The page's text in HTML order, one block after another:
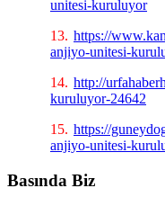
unitesi-kuruluyor
13. https://
anjiyo-unitesi-
14. http://
kuruluyor-24642
15. https://
anjiyo-unitesi-
Basında Biz